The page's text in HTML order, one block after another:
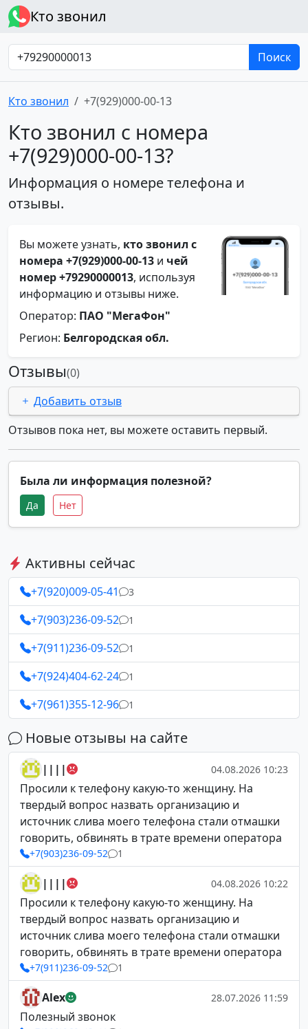
Кто звонил
Поиск
Кто звонил +7(929)000-00-13
Кто звонил с номера
+7(929)000-00-13?
Информация о номере телефона и
отзывы.
Вы можете узнать, кто звонил с
номера +7(929)000-00-13 и чей
номер +79290000013, используя
информацию и отзывы ниже.
Оператор: ПАО "МегаФон"
Регион: Белгородская обл.
Отзывы(0)
Добавить отзыв
Отзывов пока нет, вы можете оставить первый.
Была ли информация полезной?
Да Нет
Активны сейчас
+7(920)009-05-41 3
+7(903)236-09-52 1
+7(911)236-09-52 1
+7(924)404-62-24 1
+7(961)355-12-96 1
Новые отзывы на сайте
|||| 04.08.2026 10:23
Просили к телефону какую-то женщину. На
твердый вопрос назвать организацию и
источник слива моего телефона стали отмашки
говорить, обвинять в трате времени оператора
+7(903)236-09-52 1
|||| 04.08.2026 10:22
Просили к телефону какую-то женщину. На
твердый вопрос назвать организацию и
источник слива моего телефона стали отмашки
говорить, обвинять в трате времени оператора
+7(911)236-09-52 1
Alex 28.07.2026 11:59
Полезный звонок